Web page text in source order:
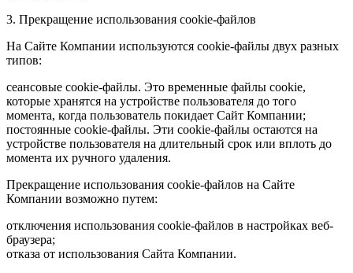
3. Прекращение использования cookie-файлов
На Сайте Компании используются cookie-файлы двух разных
типов:
сеансовые cookie-файлы. Это временные файлы cookie,
которые хранятся на устройстве пользователя до того
момента, когда пользователь покидает Сайт Компании;
постоянные cookie-файлы. Эти cookie-файлы остаются на
устройстве пользователя на длительный срок или вплоть до
момента их ручного удаления.
Прекращение использования cookie-файлов на Сайте
Компании возможно путем:
отключения использования cookie-файлов в настройках веб-
браузера;
отказа от использования Сайта Компании.